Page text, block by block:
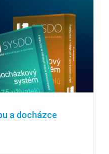
a docházce